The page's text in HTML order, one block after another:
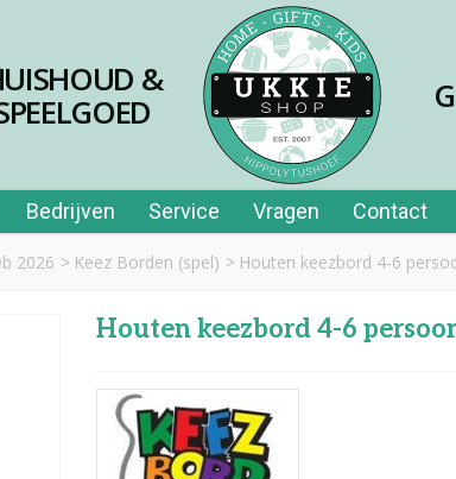
&
Bedrijven Service Vragen Contact
2026 > Keez Borden (spel) > Houten keezbord 4-6
Houten keezbord 4-6